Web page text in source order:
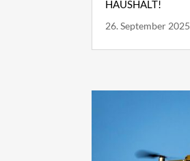
HAUSHALT!
26. September 2025